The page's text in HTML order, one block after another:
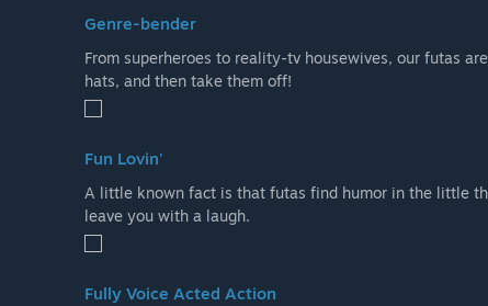
Genre-bender
From superheroes to reality-tv housewives, our futas
hats, and then take them off!
Fun Lovin'
A little known fact is that futas find humor in the little
leave you with a laugh.
Fully Voice Acted Action